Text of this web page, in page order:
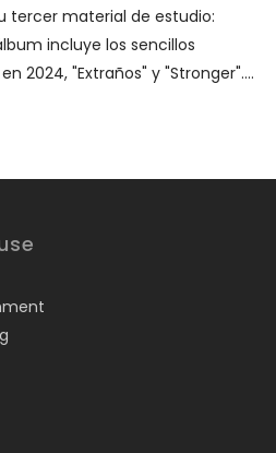
tercer material de estudio:
incluye los sencillos
2024, "Extraños" y "Stronger".…